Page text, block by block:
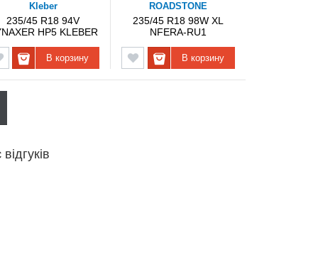
Kleber
235/45 R18 94V
HP5 KLEBER
В корзину
ROADSTONE
235/45 R18 98W XL
NFERA-RU1
В корзину